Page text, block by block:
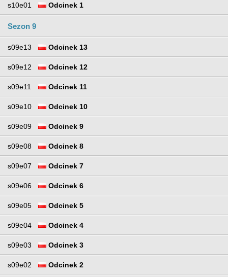
s10e01 Odcinek 1
Sezon 9
s09e13 Odcinek 13
s09e12 Odcinek 12
s09e11 Odcinek 11
s09e10 Odcinek 10
s09e09 Odcinek 9
s09e08 Odcinek 8
s09e07 Odcinek 7
s09e06 Odcinek 6
s09e05 Odcinek 5
s09e04 Odcinek 4
s09e03 Odcinek 3
s09e02 Odcinek 2